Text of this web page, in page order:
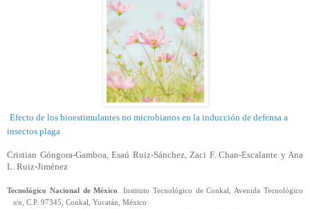
Efecto de los bioestimulantes no microbianos en la inducción de defensa a
insectos plaga
Cristian Góngora-Gamboa, Esaú Ruiz-Sánchez, Zaci F. Chan-Escalante y Ana
L. Ruiz-Jiménez
Tecnológico Nacional de México
. Instituto Tecnológico de Conkal, Avenida Tecnológico
s/n, C.P. 97345, Conkal, Yucatán, México